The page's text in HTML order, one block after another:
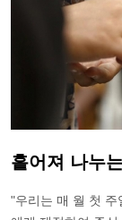
흩어져 나누
"우리는 매 월 첫 주